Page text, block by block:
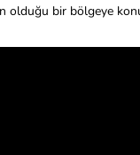
olduğu bir bölgeye